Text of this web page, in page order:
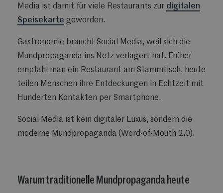
Media ist damit für viele Restaurants zur digitalen
Speisekarte geworden.
Gastronomie braucht Social Media, weil sich die
Mundpropaganda ins Netz verlagert hat. Früher
empfahl man ein Restaurant am Stammtisch, heute
teilen Menschen ihre Entdeckungen in Echtzeit mit
Hunderten Kontakten per Smartphone.
Social Media ist kein digitaler Luxus, sondern die
moderne Mundpropaganda (Word-of-Mouth 2.0).
Warum traditionelle Mundpropaganda heute